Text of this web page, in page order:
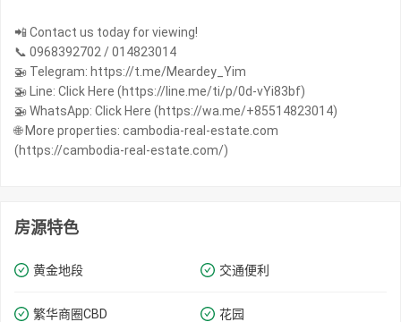
📲 Contact us today for viewing!
📞 0968392702 / 014823014
🚁 Telegram: https://t.me/Meardey_Yim
🚁 Line: Click Here (https://line.me/ti/p/0d-vYi83bf)
🚁 WhatsApp: Click Here (https://wa.me/+85514823014)
🌐 More properties: cambodia-real-estate.com
(https://cambodia-real-estate.com/)
房源特色
黄金地段 交通便利
繁华商圈​​CBD 花园